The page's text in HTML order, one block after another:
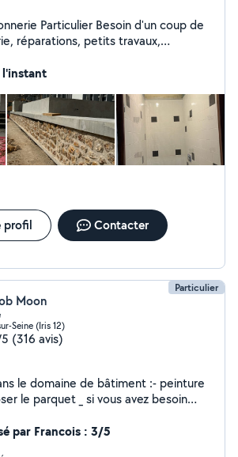
d'un coup de
réparations, petits travaux,
moi !
l'instant
profil Contacter
Particulier
Moon
Seine (Iris 12)
(316 avis)
le domaine de bâtiment :- peinture
le parquet _ si vous avez besoin
par Francois : 3/5